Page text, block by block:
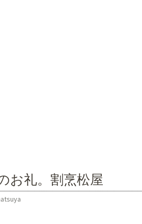
お礼。割烹松屋